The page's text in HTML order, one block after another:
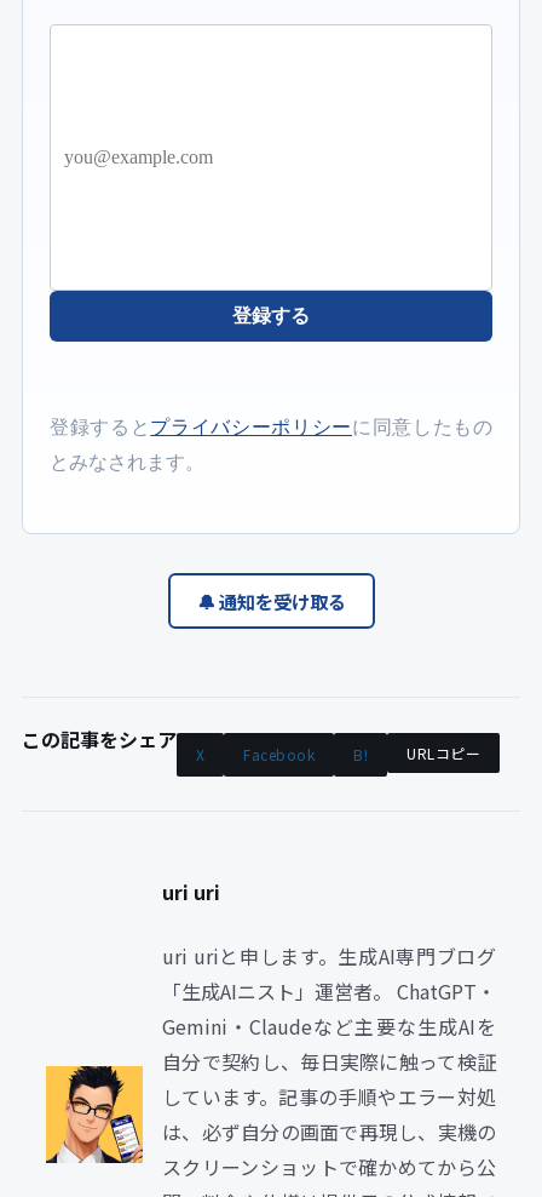
登録する
登録すると プライバシーポリシーに同意したもの
とみなされます。
🔔 通知を受け取る
この記事をシェア X Facebook B! URLコピー
uri uri
uri uriと申します。生成AI専門ブログ
「生成AIニスト」運営者。 ChatGPT・
Gemini・Claudeなど主要な生成AIを
自分で契約し、毎日実際に触って検証
しています。記事の手順やエラー対処
は、必ず自分の画面で再現し、実機の
スクリーンショットで確かめてから公